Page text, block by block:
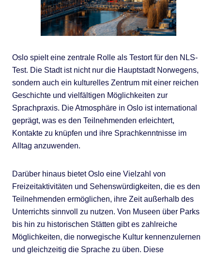
Oslo spielt eine zentrale Rolle als Testort für den NLS-
Test. Die Stadt ist nicht nur die Hauptstadt Norwegens,
sondern auch ein kulturelles Zentrum mit einer reichen
Geschichte und vielfältigen Möglichkeiten zur
Sprachpraxis. Die Atmosphäre in Oslo ist international
geprägt, was es den Teilnehmenden erleichtert,
Kontakte zu knüpfen und ihre Sprachkenntnisse im
Alltag anzuwenden.
Darüber hinaus bietet Oslo eine Vielzahl von
Freizeitaktivitäten und Sehenswürdigkeiten, die es den
Teilnehmenden ermöglichen, ihre Zeit außerhalb des
Unterrichts sinnvoll zu nutzen. Von Museen über Parks
bis hin zu historischen Stätten gibt es zahlreiche
Möglichkeiten, die norwegische Kultur kennenzulernen
und gleichzeitig die Sprache zu üben. Diese